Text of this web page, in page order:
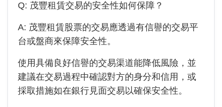
Q: 茂豐租賃交易的安全性如何保障？
A: 茂豐租賃股票的交易應透過有信譽的交易平
台或盤商來保障安全性。
使用具備良好信譽的交易渠道能降低風險，並
建議在交易過程中確認對方的身分和信用，或
採取措施如在銀行見面交易以確保安全性。